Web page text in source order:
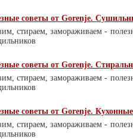
советы от Gorenje.
стираем, замораживаем -
советы от Gorenje.
стираем, замораживаем -
советы от Gorenje.
стираем, замораживаем -